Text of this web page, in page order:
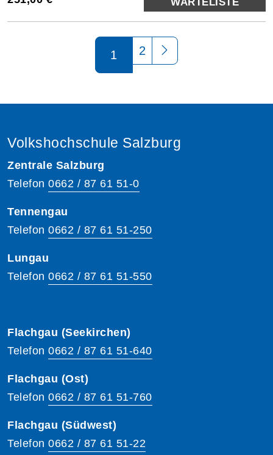
1 2
Volkshochschule Salzburg
Zentrale Salzburg
Telefon 0662 / 87 61 51-0
Tennengau
Telefon 0662 / 87 61 51-250
Lungau
Telefon 0662 / 87 61 51-550
Flachgau (Seekirchen)
Telefon 0662 / 87 61 51-640
Flachgau (Ost)
Telefon 0662 / 87 61 51-760
Flachgau (Südwest)
Telefon 0662 / 87 61 51-22